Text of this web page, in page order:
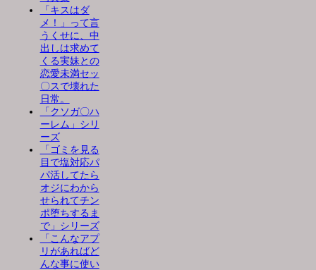
「キスはダ
メ！」って言
うくせに、中
出しは求めて
くる実妹との
恋愛未満セッ
〇スで壊れた
日常。
「クソガ〇ハ
ーレム」シリ
ーズ
「ゴミを見る
目で塩対応パ
パ活してたら
オジにわから
せられてチン
ポ堕ちするま
で」シリーズ
「こんなアプ
リがあればど
んな事に使い